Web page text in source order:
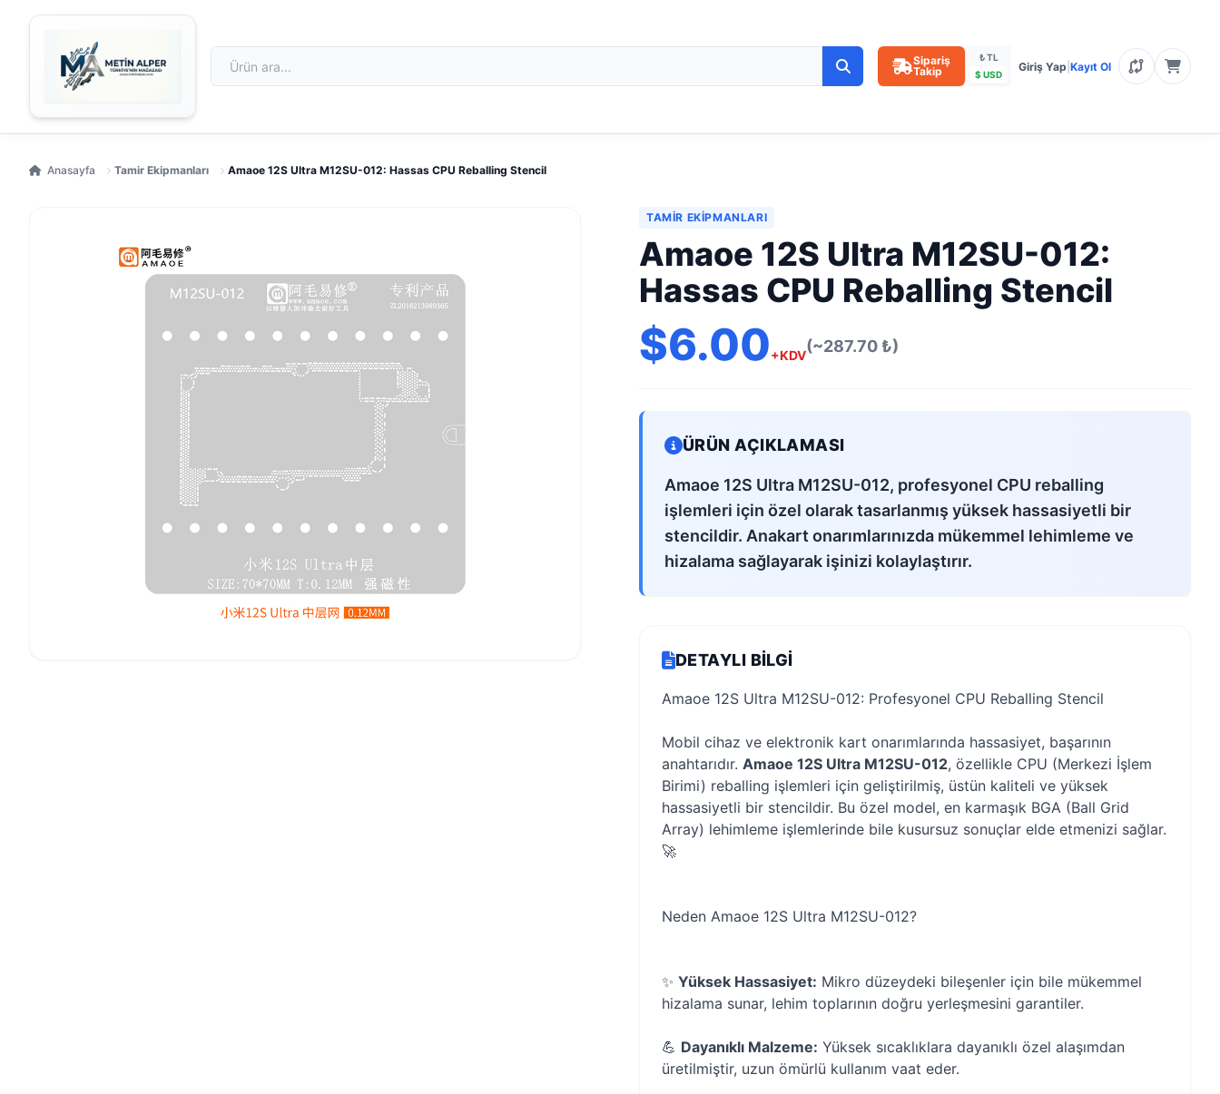
Sipariş
Takip
₺ TL
$ USD
Giriş Yap Kayıt Ol
Anasayfa Tamir Ekipmanları Amaoe 12S Ultra M12SU-012: Hassas CPU Reballing Stencil
TAMIR EKIPMANLARI
Amaoe 12S Ultra M12SU-012:
Hassas CPU Reballing Stencil
$6.00+KDV(~287.70 ₺)
ÜRÜN AÇIKLAMASI
Amaoe 12S Ultra M12SU-012, profesyonel CPU reballing
işlemleri için özel olarak tasarlanmış yüksek hassasiyetli bir
stencildir. Anakart onarımlarınızda mükemmel lehimleme ve
hizalama sağlayarak işinizi kolaylaştırır.
DETAYLI BILGI
Amaoe 12S Ultra M12SU-012: Profesyonel CPU Reballing Stencil
Mobil cihaz ve elektronik kart onarımlarında hassasiyet, başarının
anahtarıdır. Amaoe 12S Ultra M12SU-012, özellikle CPU (Merkezi İşlem
Birimi) reballing işlemleri için geliştirilmiş, üstün kaliteli ve yüksek
hassasiyetli bir stencildir. Bu özel model, en karmaşık BGA (Ball Grid
Array) lehimleme işlemlerinde bile kusursuz sonuçlar elde etmenizi sağlar.
🚀
Neden Amaoe 12S Ultra M12SU-012?
✨ Yüksek Hassasiyet: Mikro düzeydeki bileşenler için bile mükemmel
hizalama sunar, lehim toplarının doğru yerleşmesini garantiler.
💪 Dayanıklı Malzeme: Yüksek sıcaklıklara dayanıklı özel alaşımdan
üretilmiştir, uzun ömürlü kullanım vaat eder.